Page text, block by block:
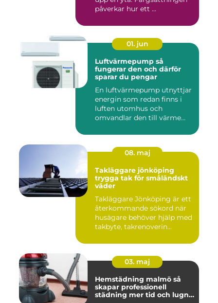
påverkar hur ett ...
01. jun
Luftvärmepump så
fungerar den och därför
sparar du pengar
En luftvärmepump utnyttjar
energin som redan finns i
luften utomhus och
omvandlar den till värme
08. maj
Takläggare jönköping
trygga tak för småländskt
väder
Takläggare Jönköping är ett
återkommande sökord när
husägare behöver hjälp med
takbyte, takrenoverin...
03. maj
Hemstädning malmö så
skapar professionell
städning mer tid och lugn i